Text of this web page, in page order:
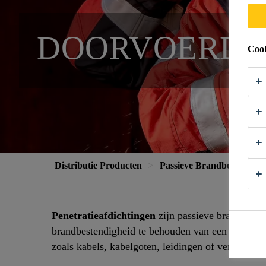
Distributie Producten Passieve Brandbeveiliging
Penetratieafdichtingen zijn passieve
brandbestendigheid te behouden van een
zoals kabels, kabelgoten, leidingen of